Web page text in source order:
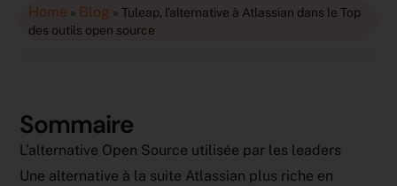
Home » Blog »Tuleap, l’alternative à Atlassian dans le Top
des outils open source
Sommaire
L’alternative Open Source utilisée par les leaders
Une alternative à la suite Atlassian plus riche en